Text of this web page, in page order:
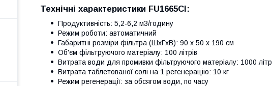
Технічні характеристики FU1665CI:
Продуктивність: 5,2-6,2 м3/годину
Режим роботи: автоматичний
Габаритні розміри фільтра (ШхГхВ): 90 х 50 х 190 см
Об'єм фільтруючого матеріалу: 100 літрів
Витрата води для промивки фільтруючого матеріалу: 1000
Витрата таблетованої солі на 1 регенерацію: 10 кг
Режим регенерації: за обсягом води, по часу